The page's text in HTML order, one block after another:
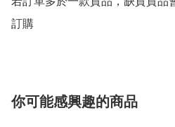
你可能感興趣的商品